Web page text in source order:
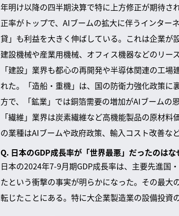
年明け以降の四半期決算で特に上方修正が期待
正率がトップで、AIブームの拡大に伴うインター
貸」も利益を大きく伸ばしている。これは企業が
建設機械や産業用機械、オフィス機器などのリー
「建設」業界も都心の再開発や半導体関連の工
れた。「造船・重機」は、国の防衛力強化政策
方で、「鉱業」では銅箔需要の増加がAIブームの
「繊維」業界は炭素繊維など高機能製品の原材
の業種はAIブームや政府政策、輸入コスト改善な
Q. 日本のGDP成長率が「世界最悪」だったのはな
日本の2024年7-9月期GDP成長率は、主要先進国
たという衝撃の事実が明らかになった。その最
転じたことにある。特に大企業製造業の設備投資